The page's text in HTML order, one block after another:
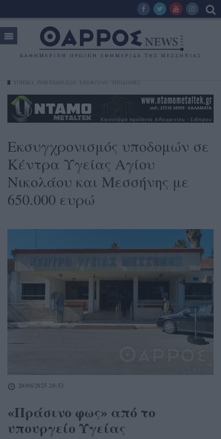
Εκσυγχρονισμός υποδομών σε
Κέντρα Υγείας Αγίου
Νικολάου και Μεσσήνης με
650.000 ευρώ
20/06/2025 20:53
«Πράσινο φως» από το
υπουργείο Υγείας